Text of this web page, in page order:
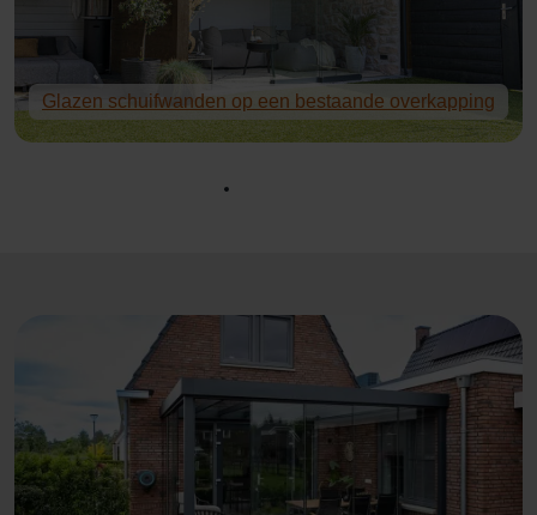
Glazen schuifwanden op een bestaande overkapping